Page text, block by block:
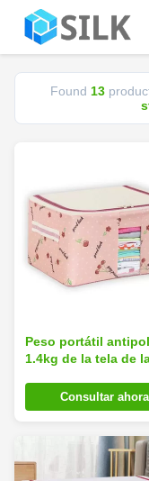
Found 13
Peso portátil
1.4kg de la tela de
almacenamiento
apilables del hogar
Consultar ahora